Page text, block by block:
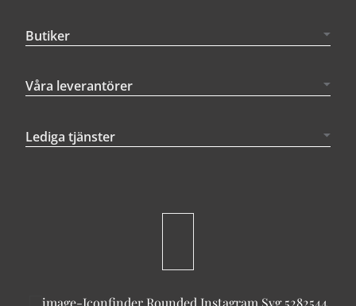
Butiker
Våra leverantörer
Lediga tjänster